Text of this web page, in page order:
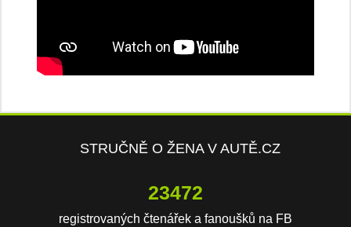
STRUČNĚ O ŽENA V AUTĚ.CZ
23472
registrovaných čtenářek a fanoušků na FB